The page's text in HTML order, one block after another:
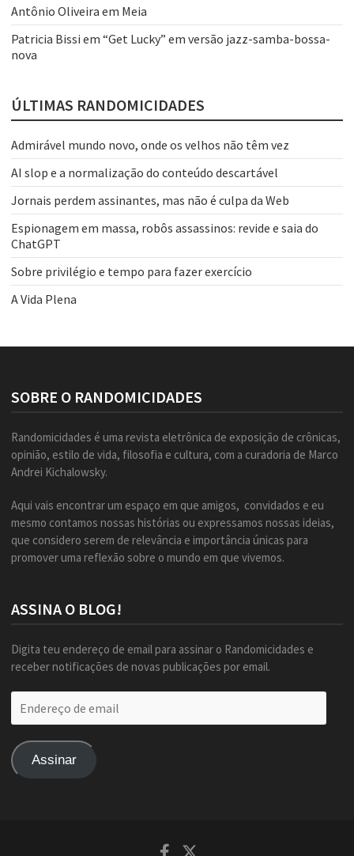
Antônio Oliveira em Meia
Patricia Bissi em “Get Lucky” em versão jazz-samba-bossa-
nova
ÚLTIMAS RANDOMICIDADES
Admirável mundo novo, onde os velhos não têm vez
AI slop e a normalização do conteúdo descartável
Jornais perdem assinantes, mas não é culpa da Web
Espionagem em massa, robôs assassinos: revide e saia do
ChatGPT
Sobre privilégio e tempo para fazer exercício
A Vida Plena
SOBRE O RANDOMICIDADES
Randomicidades é uma revista eletrônica de exposição de crônicas,
opinião, estilo de vida, filosofia e cultura, com a curadoria de Marco
Andrei Kichalowsky.
Aqui vais encontrar um espaço em que amigos, convidados e eu
mesmo contamos nossas histórias ou expressamos nossas ideias,
que considero serem de relevância e importância únicas para
promover uma reflexão sobre o mundo em que vivemos.
ASSINA O BLOG!
Digita teu endereço de email para assinar o Randomicidades e
receber notificações de novas publicações por email.
de
Assinar
Facebook